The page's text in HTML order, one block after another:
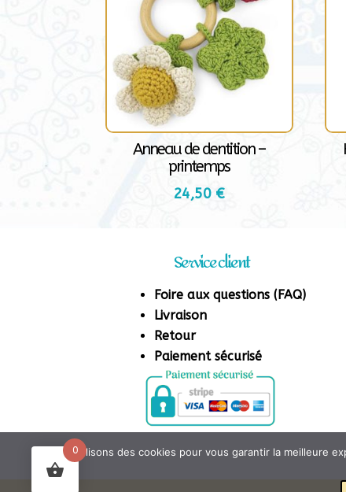
Anneau de dentition –
printemps
24,50 €
Service client
Foire aux questions (FAQ)
Livraison
Retour
Paiement sécurisé
0
Nous utilisons des cookies pour vous garantir la meilleure